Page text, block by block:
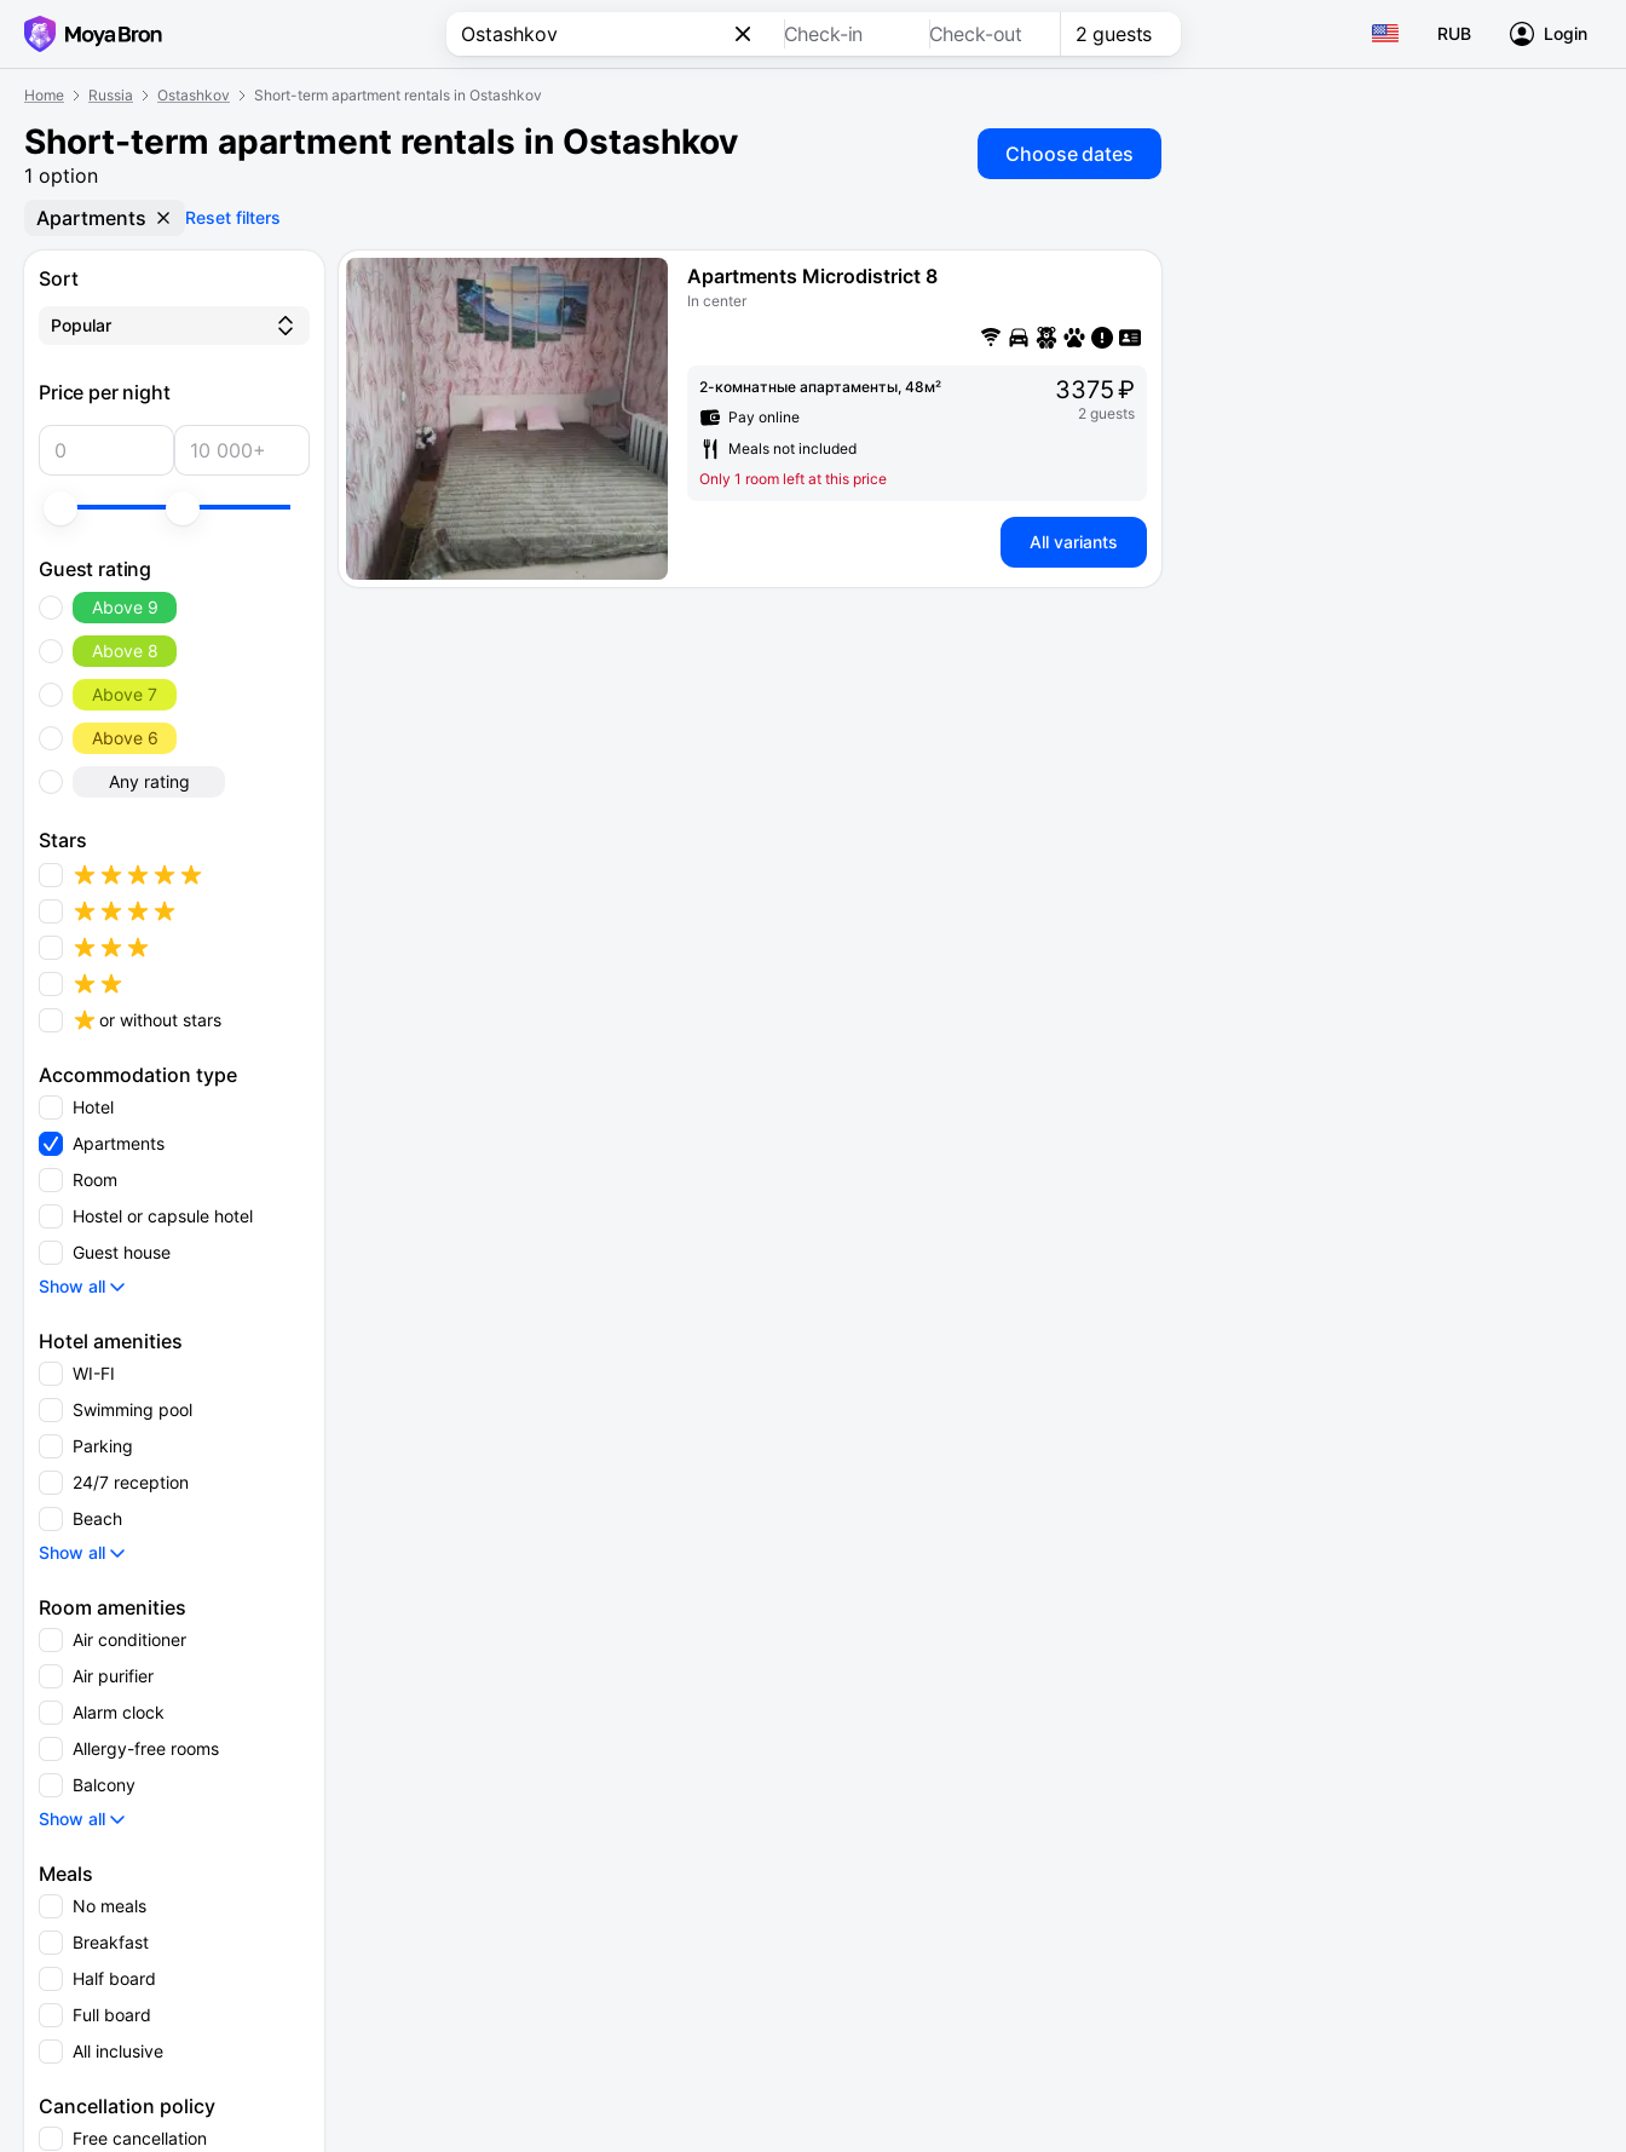
Check-in Check-out 2 guests RUB Login
Home Russia Ostashkov Short-term apartment rentals in Ostashkov
Short-term apartment rentals in Ostashkov
1 option
Choose dates
Apartments Reset filters
Sort
Popular
Price per night
Guest rating
Above 9
Above 8
Above 7
Above 6
Any rating
Stars
or without stars
Accommodation type
Hotel
Apartments
Room
Hostel or capsule hotel
Guest house
Show all
Hotel amenities
WI-FI
Swimming pool
Parking
24/7 reception
Beach
Show all
Room amenities
Air conditioner
Air purifier
Alarm clock
Allergy-free rooms
Balcony
Show all
Meals
No meals
Breakfast
Half board
Full board
All inclusive
Cancellation policy
Free cancellation
Apartments Microdistrict 8
In center
2-комнатные апартаменты, 48м²
Pay online
Meals not included
Only 1 room left at this price
3375 ₽
2 guests
All variants